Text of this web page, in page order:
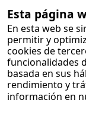
Esta página
En esta web se
permitir y
cookies de
funcionalidades
basada en sus
rendimiento y
información en